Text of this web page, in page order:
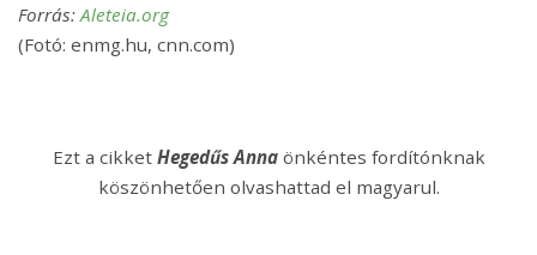
Forrás: Aleteia.org
(Fotó: enmg.hu, cnn.com)
Ezt a cikket Hegedűs Annaönkéntes fordítónknak
köszönhetően olvashattad el magyarul.